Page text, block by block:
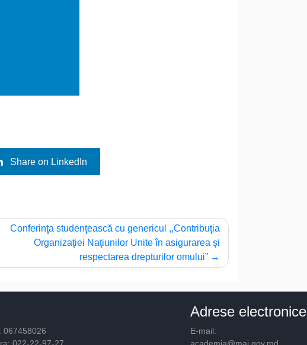
Share on LinkedIn
Conferinţa studenţească cu genericul ,,Contribuţia
Organizaţiei Naţiunilor Unite în asigurarea şi
respectarea drepturilor omului”
067458026
Adrese electronice
E-mail: